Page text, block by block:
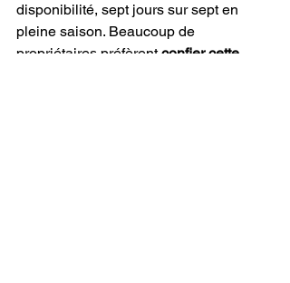
disponibilité, sept jours sur sept en
pleine saison. Beaucoup de
propriétaires préfèrent confier cette